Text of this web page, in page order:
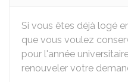
Si vous êtes déjà logé
que vous voulez
pour l'année
renouveler votre